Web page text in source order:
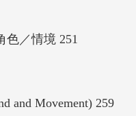
色／情境 251
and Movement) 259